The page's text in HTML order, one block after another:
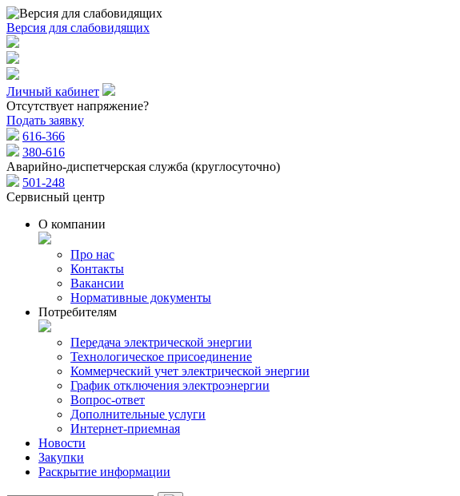
Версия для слабовидящих
Личный кабинет
Отсутствует напряжение?
Подать заявку
616-366
380-616
Аварийно-диспетчерская служба (круглосуточно)
501-248
Сервисный центр
О компании
Про нас
Контакты
Вакансии
Нормативные документы
Потребителям
Передача электрической энергии
Технологическое присоединение
Коммерческий учет электрической энергии
График отключения электроэнергии
Вопрос-ответ
Дополнительные услуги
Интернет-приемная
Новости
Закупки
Раскрытие информации